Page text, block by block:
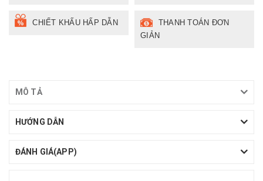
CHIẾT KHẤU HẤP DẪN
THANH TOÁN ĐƠN
GIẢN
MÔ TẢ
HƯỚNG DẪN
ĐÁNH GIÁ(APP)